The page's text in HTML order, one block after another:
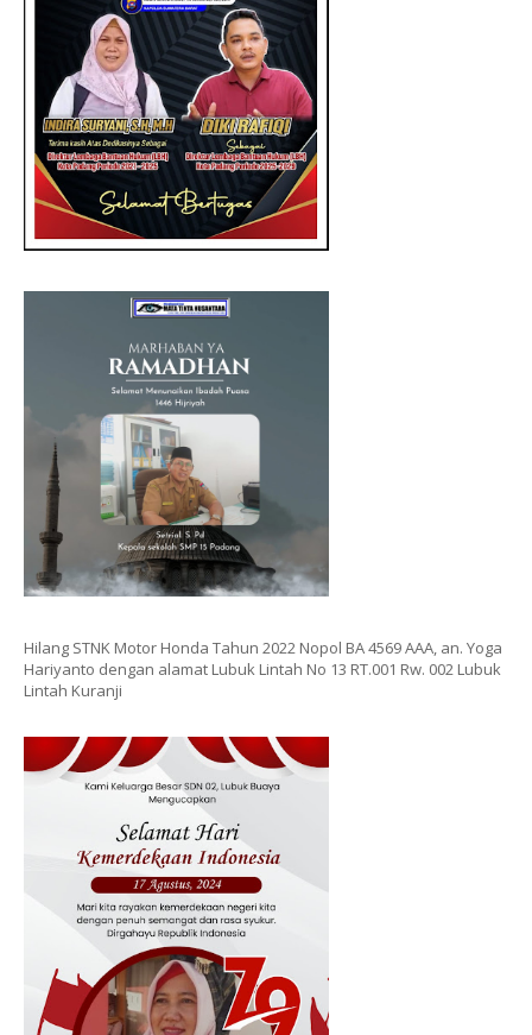
Hilang STNK Motor Honda Tahun 2022 Nopol BA 4569 AAA, an. Yoga
Hariyanto dengan alamat Lubuk Lintah No 13 RT.001 Rw. 002 Lubuk
Lintah Kuranji